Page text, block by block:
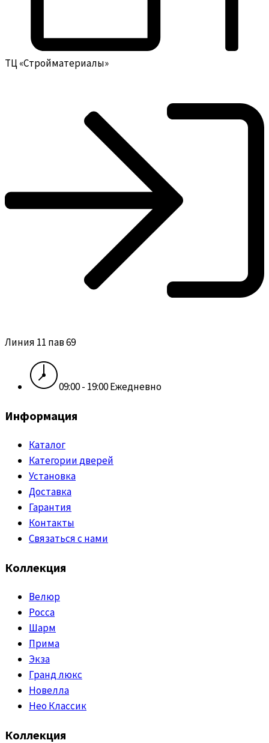
ТЦ «Стройматериалы»
Линия 11 пав 69
09:00 - 19:00 Ежедневно
Информация
Каталог
Категории дверей
Установка
Доставка
Гарантия
Контакты
Связаться с нами
Коллекция
Велюр
Росса
Шарм
Прима
Экза
Гранд люкс
Новелла
Нео Классик
Коллекция